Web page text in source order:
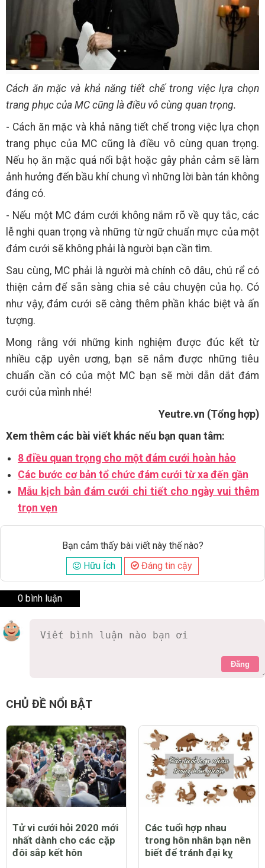
Cách ăn mặc và khả năng tiết chế trong việc lựa chọn
trang phục của MC cũng là điều vô cùng quan trọng.
- Cách ăn mặc và khả năng tiết chế trong việc lựa chọn
trang phục của MC cũng là điều vô cùng quan trọng.
Nếu họ ăn mặc quá nổi bật hoặc gây phản cảm sẽ làm
ảnh hưởng đến bầu khí chung vì những lời bàn tán không
đáng có.
- Nếu một MC đám cưới không nắm rõ về quy tắc, các
lễ nghi quan trọng và những từ ngữ chuẩn mực của một
đám cưới sẽ không phải là người bạn cần tìm.
Sau cùng, MC phải là người mà chính cô dâu, chú rể có
thiện cảm để sẵn sàng chia sẻ câu chuyện của họ. Có
như vậy, đám cưới sẽ càng thêm phần khác biệt và ấn
tượng.
Mong rằng với những kinh nghiệm được đúc kết từ
nhiều cặp uyên ương, bạn sẽ nắm được những tiêu
chuẩn cần có của một MC bạn sẽ mời dẫn dắt đám
cưới của mình nhé!
Yeutre.vn (Tổng hợp)
Xem thêm các bài viết khác nếu bạn quan tâm:
8 điều quan trọng cho một đám cưới hoàn hảo
Các bước cơ bản tổ chức đám cưới từ xa đến gần
Mẫu kịch bản đám cưới chi tiết cho ngày vui thêm
trọn vẹn
Bạn cảm thấy bài viết này thế nào?
Hữu Ích
Đáng tin cậy
0 bình luận
Đăng
CHỦ ĐỀ NỔI BẬT
Tử vi cưới hỏi 2020 mới
nhất dành cho các cặp
đôi sắp kết hôn
Các tuổi hợp nhau
trong hôn nhân bạn nên
biết để tránh đại kỵ